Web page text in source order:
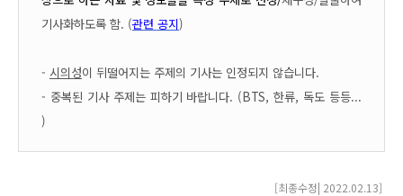
기사화하도록 함. (관련 공지)
- 시의성이 뒤떨어지는 주제의 기사는 인정되지 않습니다.
- 중복된 기사 주제는 피하기 바랍니다. (BTS, 한류, 독도 등등...
)
[최종수정| 2022.02.13]